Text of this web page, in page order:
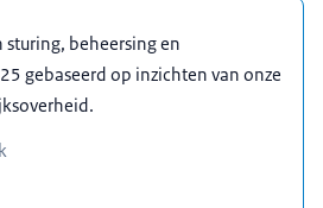
sturing, beheersing en
gebaseerd op inzichten van onze